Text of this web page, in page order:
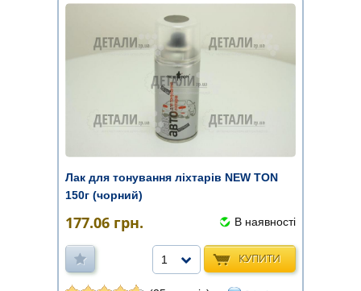
Лак для тонування ліхтарів NEW TON
150г (чорний)
177.06 грн. В наявності
КУПИТИ
1